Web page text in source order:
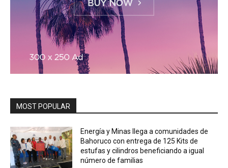
MOST POPULAR
Energía y Minas llega a comunidades de
Bahoruco con entrega de 125 Kits de
estufas y cilindros beneficiando a igual
número de familias